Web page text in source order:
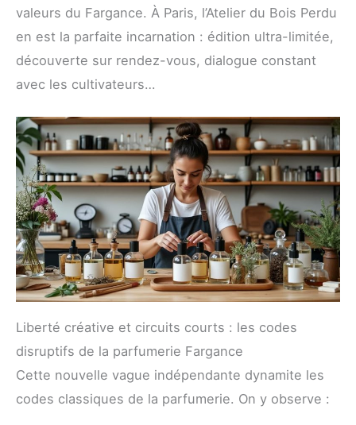
valeurs du Fargance. À Paris, l’Atelier du Bois Perdu
en est la parfaite incarnation : édition ultra-limitée,
découverte sur rendez-vous, dialogue constant
avec les cultivateurs…
Liberté créative et circuits courts : les codes
disruptifs de la parfumerie Fargance
Cette nouvelle vague indépendante dynamite les
codes classiques de la parfumerie. On y observe :